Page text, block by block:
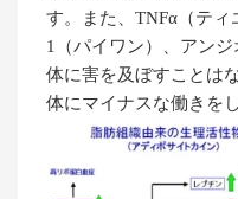
す。また、TNFα（テ
1（パイワン）、アン
体に害を及ぼすことは
体にマイナスな働きを